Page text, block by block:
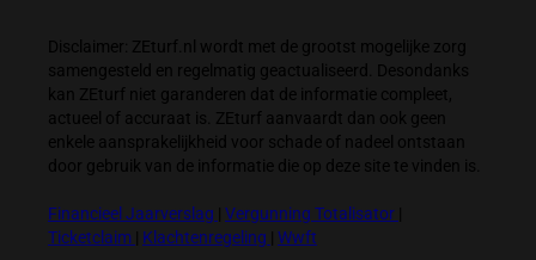
Disclaimer: ZEturf.nl wordt met de grootst mogelijke zorg
samengesteld en regelmatig geactualiseerd. Desondanks
kan ZEturf niet garanderen dat de informatie compleet,
actueel of accuraat is. ZEturf aanvaardt dan ook geen
enkele aansprakelijkheid voor schade of nadeel ontstaan
door gebruik van de informatie die op deze site te vinden is.
Financieel Jaarverslag Vergunning Totalisator
Ticketclaim
Klachtenregeling Wwft